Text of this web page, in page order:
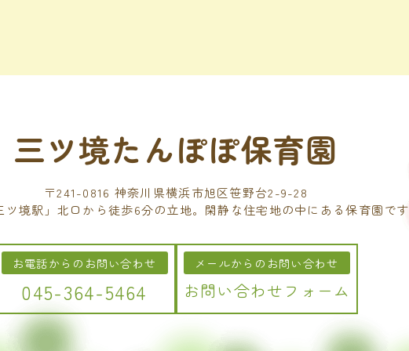
三ツ境たんぽぽ保育園
〒241-0816 神奈川県横浜市旭区笹野台2-9-28
ツ境駅」北口から徒歩6分の立地。閑静な住宅地の中にある保育園です
お電話からのお問い合わせ
045-364-5464
メールからのお問い合わせ
お問い合わせフォーム